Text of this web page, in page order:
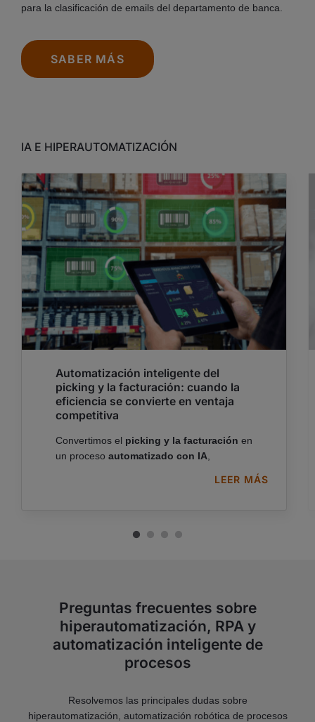
para la clasificación de emails del departamento de banca.
SABER MÁS
IA E HIPERAUTOMATIZACIÓN
Automatización inteligente del
picking y la facturación: cuando la
eficiencia se convierte en ventaja
competitiva
Convertimos el picking y la facturación en
un proceso automatizado con IA
LEER MÁS
Preguntas frecuentes sobre
hiperautomatización, RPA y
automatización inteligente de
procesos
Resolvemos las principales dudas sobre
hiperautomatización, automatización robótica de procesos